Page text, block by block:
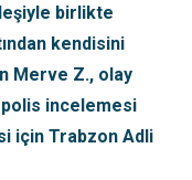
birlikte
kendisini
Merve Z., olay
polis incelemesi
için Trabzon Adli